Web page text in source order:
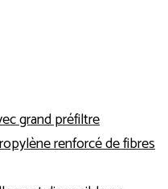
grand préfiltre
renforcé de fibres